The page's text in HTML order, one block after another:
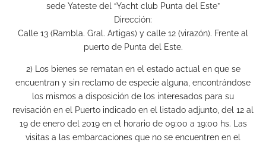
sede Yateste del “Yacht club Punta del Este”
Dirección:
Calle 13 (Rambla. Gral. Artigas) y calle 12 (virazón). Frente al
puerto de Punta del Este.
2) Los bienes se rematan en el estado actual en que se
encuentran y sin reclamo de especie alguna, encontrándose
los mismos a disposición de los interesados para su
revisación en el Puerto indicado en el listado adjunto, del 12 al
19 de enero del 2019 en el horario de 09:00 a 19:00 hs. Las
visitas a las embarcaciones que no se encuentren en el